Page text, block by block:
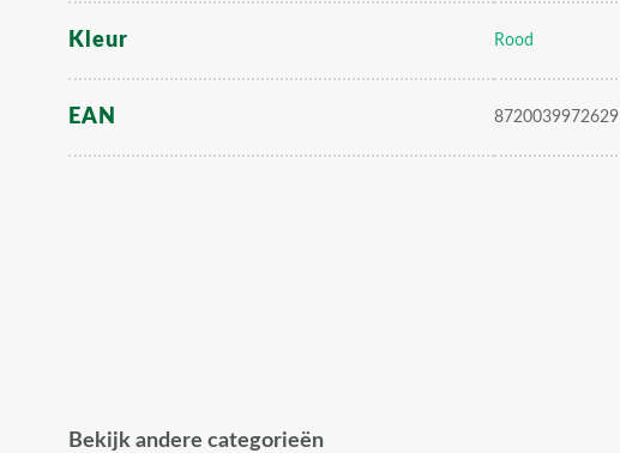
Kleur Rood
EAN 8720039972629
Bekijk andere categorieën